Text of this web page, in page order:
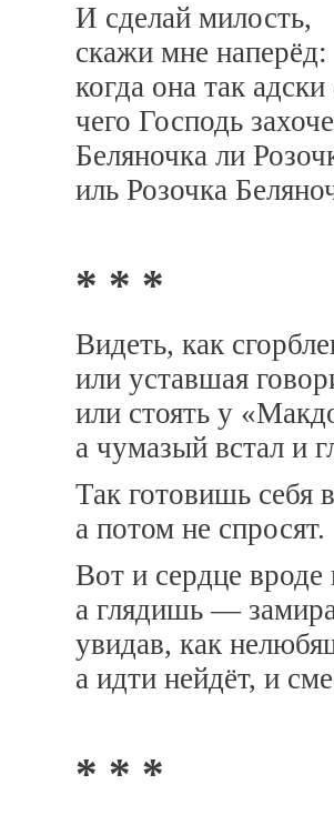
И сделай милость,
скажи мне наперёд:
когда она так
чего Господь
Беляночка ли
иль Розочка
* * *
Видеть, как
или уставшая
или стоять у
а чумазый встал и
Так готовишь себя
а потом не спросят.
Вот и сердце вроде
а глядишь —
увидав, как
а идти нейдёт, и
* * *